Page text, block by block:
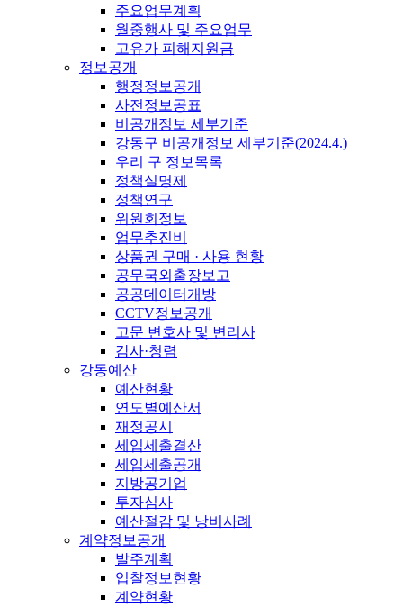
주요업무계획
월중행사 및 주요업무
고유가 피해지원금
정보공개
행정정보공개
사전정보공표
비공개정보 세부기준
강동구 비공개정보 세부기준(2024.4.)
우리 구 정보목록
정책실명제
정책연구
위원회정보
업무추진비
상품권 구매 · 사용 현황
공무국외출장보고
공공데이터개방
CCTV정보공개
고문 변호사 및 변리사
감사·청렴
강동예산
예산현황
연도별예산서
재정공시
세입세출결산
세입세출공개
지방공기업
투자심사
예산절감 및 낭비사례
계약정보공개
발주계획
입찰정보현황
계약현황